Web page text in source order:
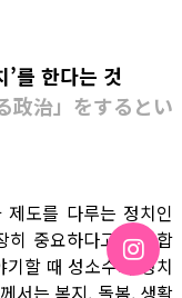
를 한다는 것
政治」をするとい
도를 다루는 정치인
히 중요하다고 생각합
할 때 성소수자 정치